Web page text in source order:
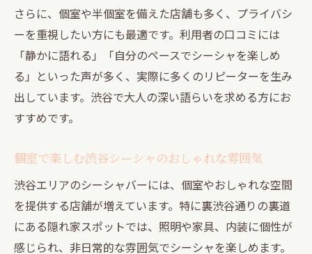
さらに、個室や半個室を備えた店舗も多く、プライバシ
ーを重視したい方にも最適です。利用者の口コミには
「静かに語れる」「自分のペースでシーシャを楽しめ
る」といった声が多く、実際に多くのリピーターを生み
出しています。渋谷で大人の深い語らいを求める方にお
すすめです。
個室で楽しむ渋谷シーシャのおしゃれな雰囲気
渋谷エリアのシーシャバーには、個室やおしゃれな空間
を提供する店舗が増えています。特に裏渋谷通りの裏道
にある隠れ家スポットでは、照明や家具、内装に個性が
感じられ、非日常的な雰囲気でシーシャを楽しめます。